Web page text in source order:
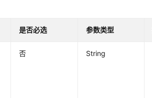
是否必选 参数类型
否 String